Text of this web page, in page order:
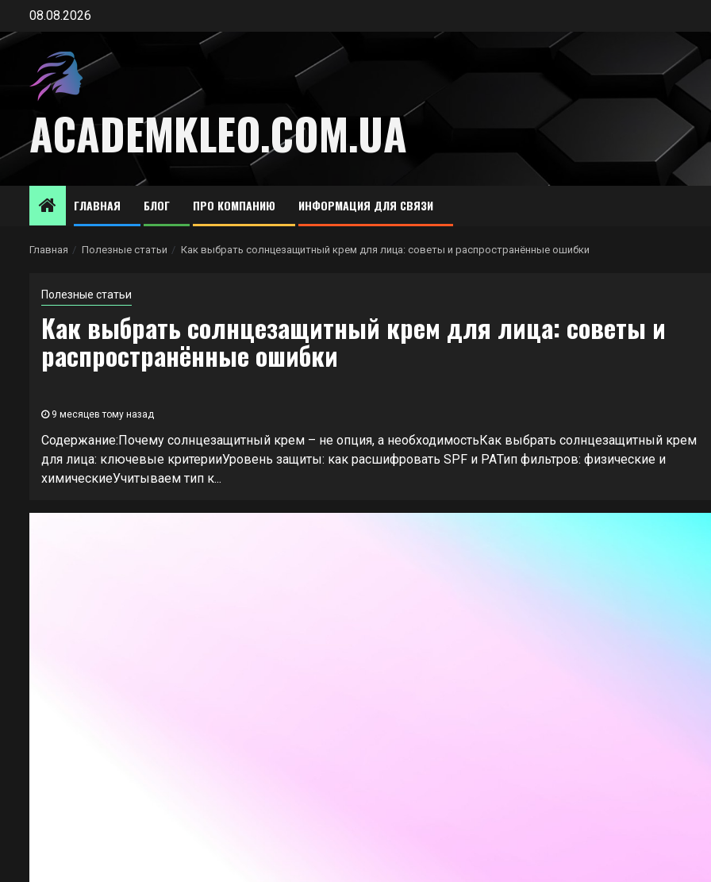
Перейти08.08.2026
ACADEMKLEO.COM.UA
ГЛАВНАЯ БЛОГ ПРО КОМПАНИЮ ИНФОРМАЦИЯ ДЛЯ СВЯЗИ
Главная Полезные статьи Как выбрать солнцезащитный крем для лица: советы и распространённые ошибки
Полезные статьи
Как выбрать солнцезащитный крем для лица: советы и
распространённые ошибки
9 месяцев тому назад
Содержание:Почему солнцезащитный крем – не опция, а необходимостьКак выбрать солнцезащитный крем
для лица: ключевые критерииУровень защиты: как расшифровать SPF и PAТип фильтров: физические и
химическиеУчитываем тип к...